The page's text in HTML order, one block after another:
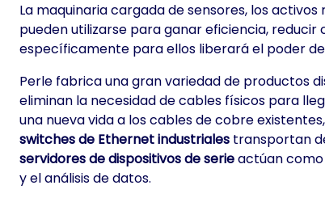
La maquinaria cargada de sensores, los
pueden utilizarse para ganar eficiencia, reducir
específicamente para ellos liberará el poder
Perle fabrica una gran variedad de productos
eliminan la necesidad de cables físicos para
una nueva vida a los cables de cobre
switches de Ethernet industriales transportan
servidores de dispositivos de serieactúan
y el análisis de datos.